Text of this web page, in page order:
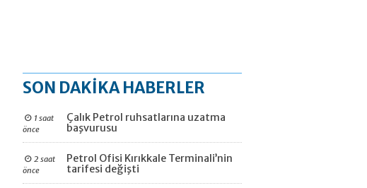
SON DAKİKA HABERLER
1 saat
önce
Çalık Petrol ruhsatlarına uzatma
başvurusu
2 saat
önce
Petrol Ofisi Kırıkkale Terminali’nin
tarifesi değişti